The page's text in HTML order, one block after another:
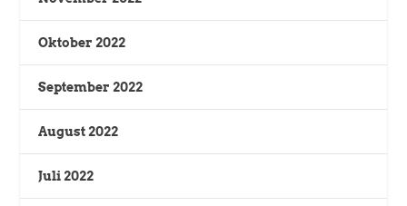
Oktober 2022
September 2022
August 2022
Juli 2022